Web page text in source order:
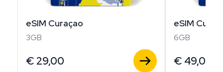
eSIM Curaçao
3GB
€ 29,00
eSIM
6GB
€ 49,00